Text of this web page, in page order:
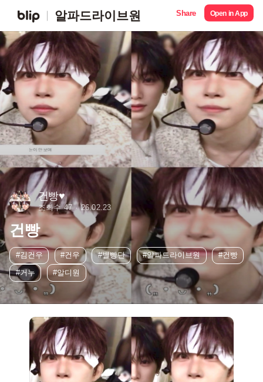
알파드라이브원 Share Open in App
건빵♥︎
조회수 47 26.02.23
건빵
#김건우 #건우 #별빵단 #알파드라이브원
#건빵
#거누
#알디원